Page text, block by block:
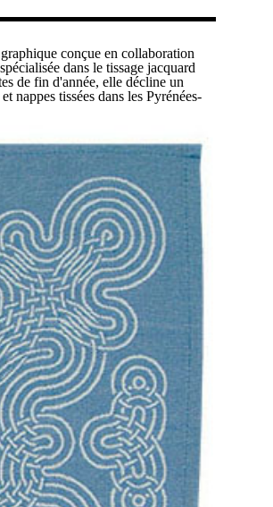
conçue en collaboration
dans le tissage jacquard
de fin d'année, elle décline un
nappes tissées dans les Pyrénées-